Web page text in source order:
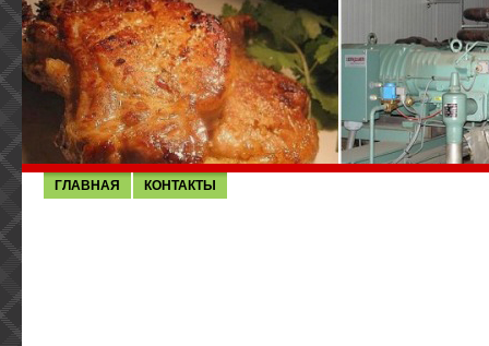
ГЛАВНАЯ КОНТАКТЫ